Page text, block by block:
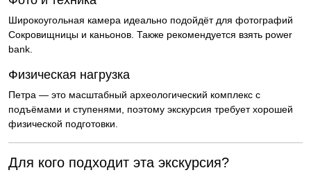
Широкоугольная камера идеально подойдёт для фотографий
Сокровищницы и каньонов. Также рекомендуется взять power
bank.
Физическая нагрузка
Петра — это масштабный археологический комплекс с
подъёмами и ступенями, поэтому экскурсия требует хорошей
физической подготовки.
Для кого подходит эта экскурсия?